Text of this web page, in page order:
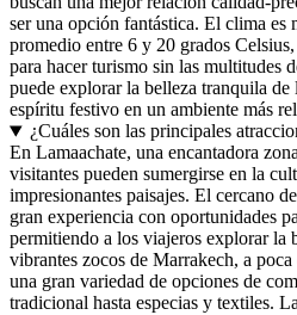
ser una opción fantástica. El clima es
promedio entre 6 y 20 grados
para hacer turismo sin las multitudes
puede explorar la belleza tranquila
espíritu festivo en un ambiente más
¿Cuáles son las principales
En Lamaachate, una encantadora
visitantes pueden sumergirse en la
impresionantes paisajes. El cercano
gran experiencia con oportunidades
permitiendo a los viajeros explorar la
vibrantes zocos de Marrakech, a
una gran variedad de opciones de
tradicional hasta especias y textiles.